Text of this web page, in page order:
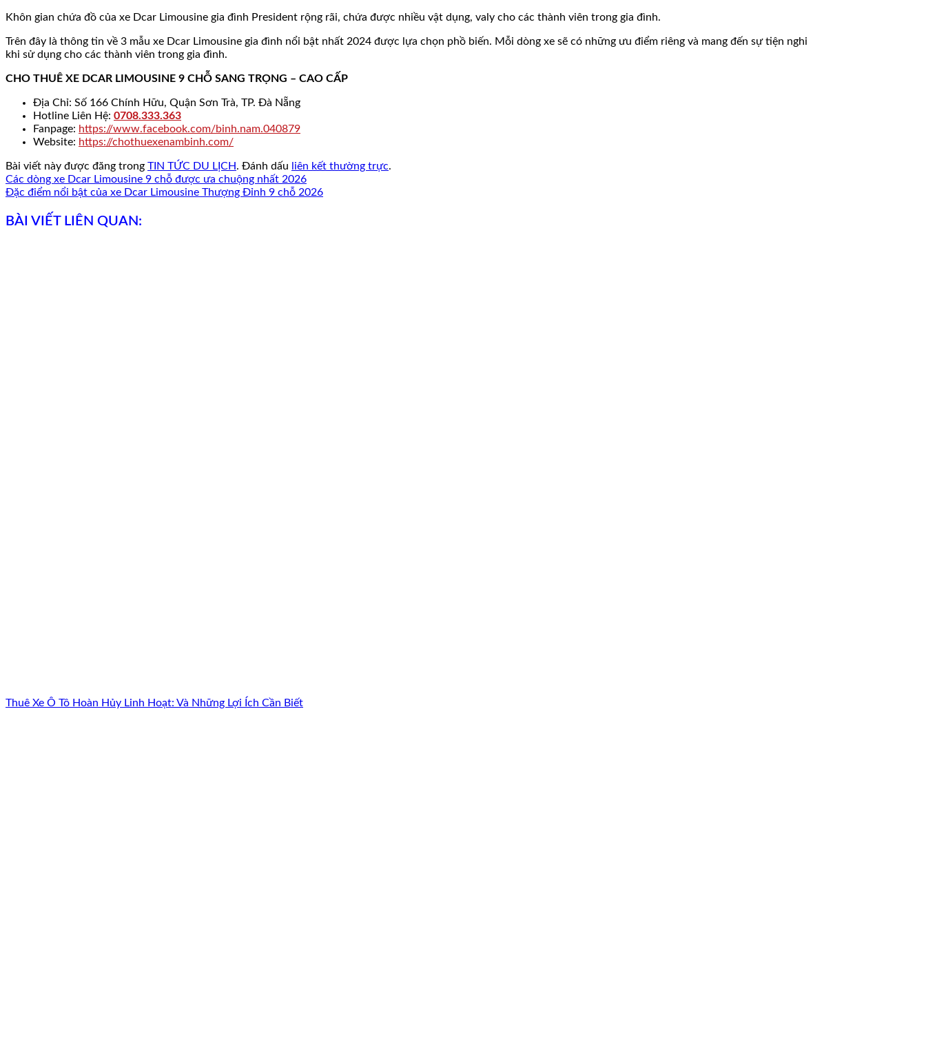
Khôn gian chứa đồ của xe Dcar Limousine gia đình President rộng rãi, chứa được nhiều vật dụng, valy cho các thành viên trong gia đình.
Trên đây là thông tin về 3 mẫu xe Dcar Limousine gia đình nổi bật nhất 2024 được lựa chọn phồ biến. Mỗi dòng xe sẽ có những ưu điểm riêng và mang đến sự tiện nghi
khi sử dụng cho các thành viên trong gia đình.
CHO THUÊ XE DCAR LIMOUSINE 9 CHỖ SANG TRỌNG – CAO CẤP
Địa Chỉ: Số 166 Chính Hữu, Quận Sơn Trà, TP. Đà Nẵng
Hotline Liên Hệ: 0708.333.363
Fanpage: https://www.facebook.com/binh.nam.040879
Website: https://chothuexenambinh.com/
Bài viết này được đăng trong TIN TỨC DU LỊCH. Đánh dấu liên kết thường trực.
Các dòng xe Dcar Limousine 9 chỗ được ưa chuộng nhất 2026
Đặc điểm nổi bật của xe Dcar Limousine Thượng Đỉnh 9 chỗ 2026
BÀI VIẾT LIÊN QUAN:
Thuê Xe Ô Tô Hoàn Hủy Linh Hoạt: Và Những Lợi Ích Cần Biết